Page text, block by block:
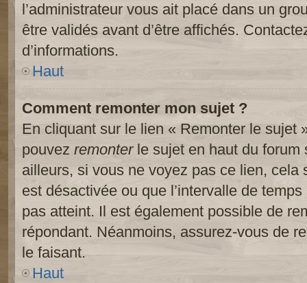
l’administrateur vous ait placé dans un
être validés avant d’être affichés.
d’informations.
Haut
Comment remonter mon sujet ?
En cliquant sur le lien « Remonter le sujet
pouvez remonterle sujet en haut du forum
ailleurs, si vous ne voyez pas ce lien, cela
est désactivée ou que l’intervalle de
pas atteint. Il est également possible de
répondant. Néanmoins, assurez-vous de
le faisant.
Haut